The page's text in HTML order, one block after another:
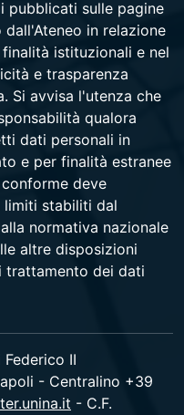
pubblicati sulle pagine
in relazione
istituzionali e nel
e trasparenza
Si avvisa l'utenza che
qualora
dati personali in
e per finalità estranee
deve
limiti stabiliti dal
normativa nazionale
altre disposizioni
trattamento dei dati
II
- Centralino +39
- C.F.